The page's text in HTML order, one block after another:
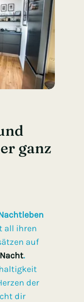
ganz
all ihren
auf
.
der
dir